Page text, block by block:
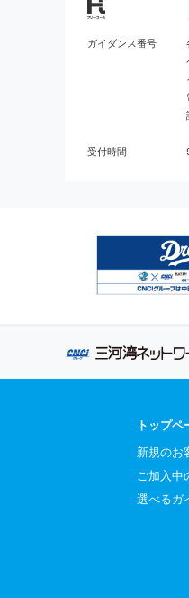
ガイダンス番号
受付時間
トップペ
新規のお
ご加入中
選べるガ